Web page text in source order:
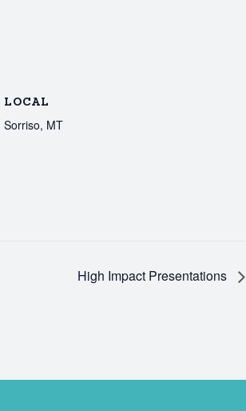
LOCAL
Sorriso, MT
High Impact Presentations